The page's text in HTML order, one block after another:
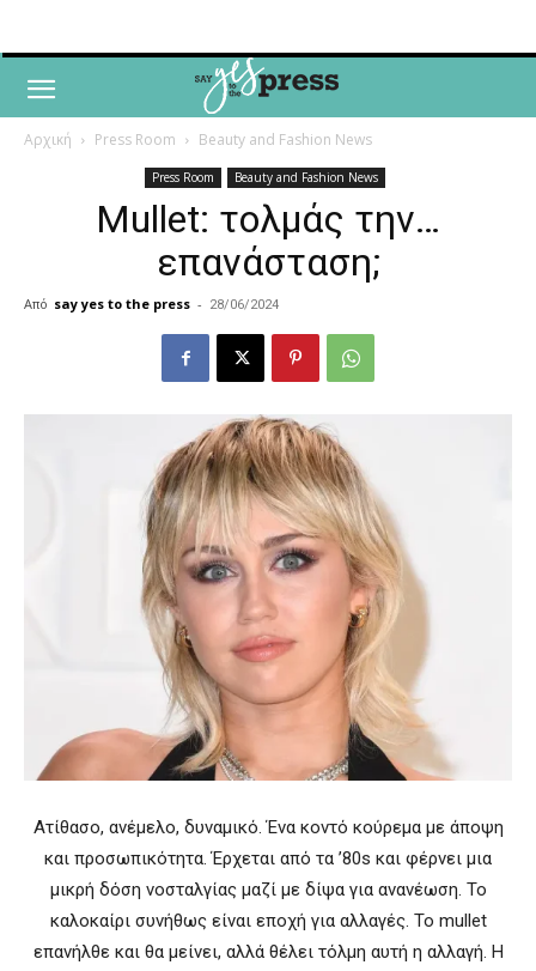
Αρχική Press Room Beauty and Fashion News
Press Room Beauty and Fashion News
Mullet: τολμάς την…
επανάσταση;
Από say yes to the press - 28/06/2024
Ατίθασο, ανέμελο, δυναμικό. Ένα κοντό κούρεμα με άποψη
και προσωπικότητα. Έρχεται από τα ’80s και φέρνει μια
μικρή δόση νοσταλγίας μαζί με δίψα για ανανέωση. Το
καλοκαίρι συνήθως είναι εποχή για αλλαγές. Το mullet
επανήλθε και θα μείνει, αλλά θέλει τόλμη αυτή η αλλαγή. Η